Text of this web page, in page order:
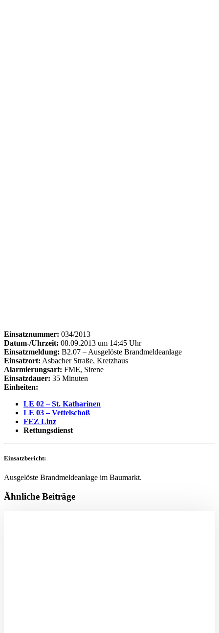
Einsatznummer: 034/2013
Datum-/Uhrzeit: 08.09.2013 um 14:45 Uhr
Einsatzmeldung: B2.07 – Ausgelöste Brandmeldeanlage
Einsatzort: Asbacher Straße, Kretzhaus
Alarmierungsart: FME, Sirene
Einsatzdauer: 35 Minuten
Einheiten:
LE 02 – St. Katharinen
LE 03 – Vettelschoß
FEZ Linz
Rettungsdienst
Einsatzbericht:
Ausgelöste Brandmeldeanlage im Baumarkt.
Ähnliche Beiträge